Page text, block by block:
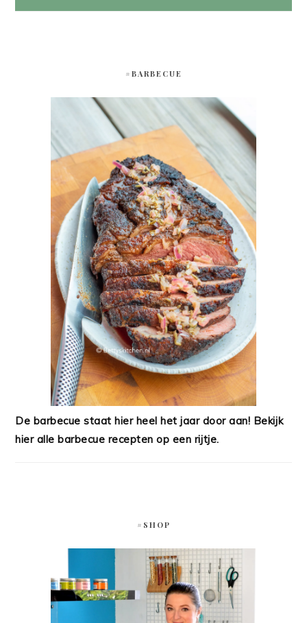
#BARBECUE
De barbecue staat hier heel het jaar door aan! Bekijk
hier alle barbecue recepten op een rijtje.
#SHOP